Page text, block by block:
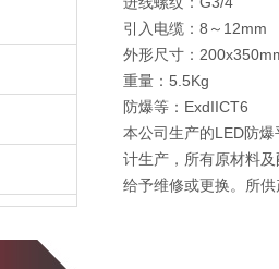
引入电缆：8～12mm
外形尺寸：
重量：5.5Kg
防爆等：ExdIICT6
本公司生产的LED防
计生产，所有原材料
给予维修或更换。所